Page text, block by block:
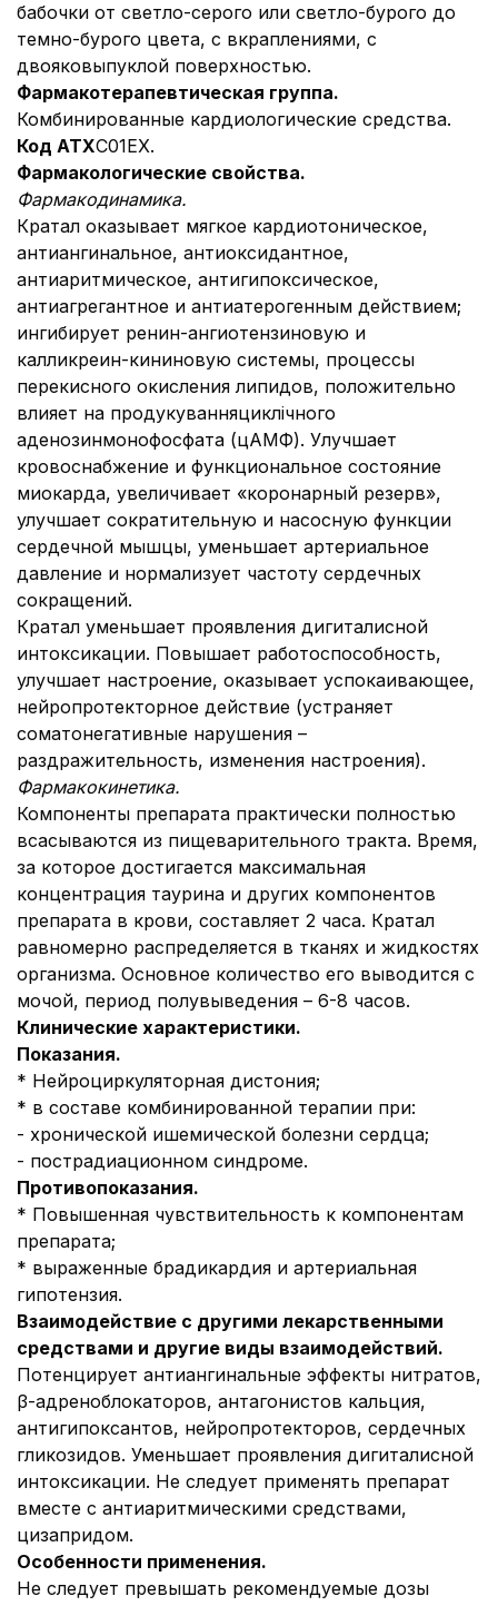
бабочки от светло-серого или светло-бурого до
темно-бурого цвета, с вкраплениями, с
двояковыпуклой поверхностью.
Фармакотерапевтическая группа.
Комбинированные кардиологические средства.
Код АТХC01EX.
Фармакологические свойства.
Фармакодинамика.
Кратал оказывает мягкое кардиотоническое,
антиангинальное, антиоксидантное,
антиаритмическое, антигипоксическое,
антиагрегантное и антиатерогенным действием;
ингибирует ренин-ангиотензиновую и
калликреин-кининовую системы, процессы
перекисного окисления липидов, положительно
влияет на продукуванняциклічного
аденозинмонофосфата (цАМФ). Улучшает
кровоснабжение и функциональное состояние
миокарда, увеличивает «коронарный резерв»,
улучшает сократительную и насосную функции
сердечной мышцы, уменьшает артериальное
давление и нормализует частоту сердечных
сокращений.
Кратал уменьшает проявления дигиталисной
интоксикации. Повышает работоспособность,
улучшает настроение, оказывает успокаивающее,
нейропротекторное действие (устраняет
соматонегативные нарушения –
раздражительность, изменения настроения).
Фармакокинетика.
Компоненты препарата практически полностью
всасываются из пищеварительного тракта. Время,
за которое достигается максимальная
концентрация таурина и других компонентов
препарата в крови, составляет 2 часа. Кратал
равномерно распределяется в тканях и жидкостях
организма. Основное количество его выводится с
мочой, период полувыведения – 6-8 часов.
Клинические характеристики.
Показания.
* Нейроциркуляторная дистония;
* в составе комбинированной терапии при:
- хронической ишемической болезни сердца;
- пострадиационном синдроме.
Противопоказания.
* Повышенная чувствительность к компонентам
препарата;
* выраженные брадикардия и артериальная
гипотензия.
Взаимодействие с другими лекарственными
средствами и другие виды взаимодействий.
Потенцирует антиангинальные эффекты нитратов,
β-адреноблокаторов, антагонистов кальция,
антигипоксантов, нейропротекторов, сердечных
гликозидов. Уменьшает проявления дигиталисной
интоксикации. Не следует применять препарат
вместе с антиаритмическими средствами,
цизапридом.
Особенности применения.
Не следует превышать рекомендуемые дозы